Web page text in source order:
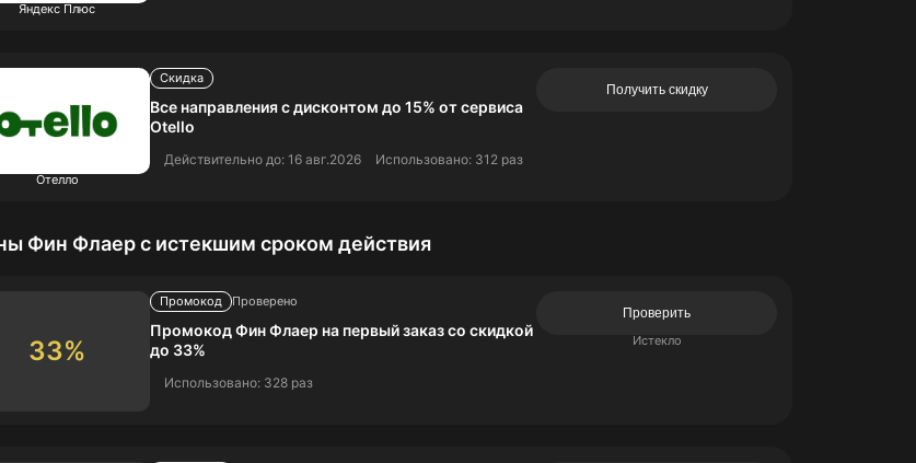
Яндекс Плюс
Отелло
Скидка
Все направления с дисконтом до 15% от сервиса
Otello
Действительно до: 16 авг.2026 Использовано: 312 раз
Получить скидку
Фин Флаер с истекшим сроком действия
33%
Промокод Проверено
Промокод Фин Флаер на первый заказ со скидкой
до 33%
Использовано: 328 раз
Проверить
Истекло